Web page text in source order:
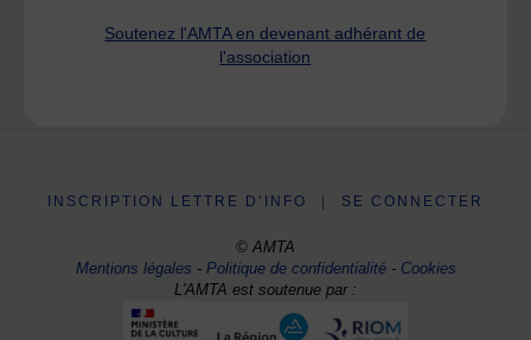
Soutenez l'AMTA en devenant adhérant de
l'association
INSCRIPTION LETTRE D’INFO SE CONNECTER
© AMTA
Mentions légales -Politique de confidentialité- Cookies
L'AMTA est soutenue par :